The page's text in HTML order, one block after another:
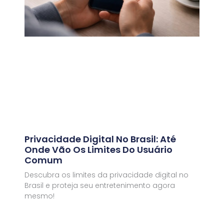
Privacidade Digital No Brasil: Até
Onde Vão Os Limites Do Usuário
Comum
Descubra os limites da privacidade digital no
Brasil e proteja seu entretenimento agora
mesmo!